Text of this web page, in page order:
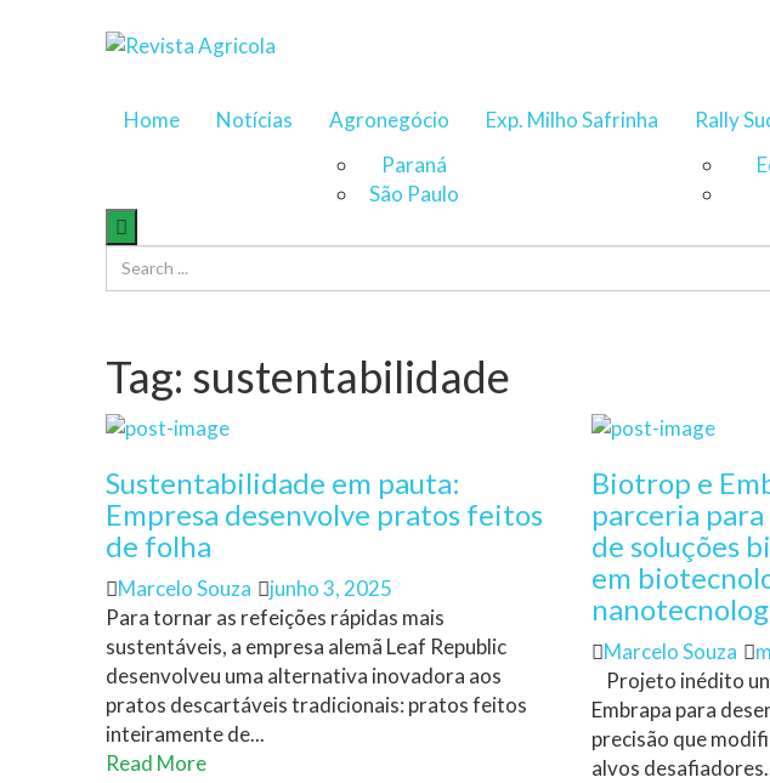
Home Notícias
Agronegócio
Paraná
São Paulo
Exp. Milho Safrinha
Rally
Tag: sustentabilidade
Sustentabilidade em pauta:
Empresa desenvolve pratos feitos
de folha
Author
Marcelo Souza
Posted
on
junho 3, 2025
Para tornar as refeições rápidas mais
sustentáveis, a empresa alemã Leaf Republic
desenvolveu uma alternativa inovadora aos
pratos descartáveis tradicionais: pratos feitos
inteiramente de...
Read More
Biotrop e
parceria
de soluções
em
Author
Marcelo Souza
Projeto inédito
Embrapa para
precisão que
alvos